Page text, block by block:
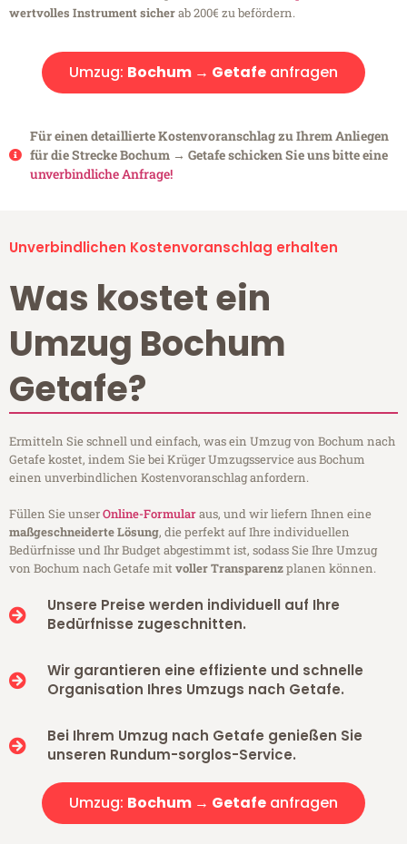
wertvolles Instrument sicherab 200€ zu befördern.
Umzug: Bochum → Getafe anfragen
Für einen detaillierte Kostenvoranschlag zu Ihrem Anliegen
für die Strecke Bochum → Getafe schicken Sie uns bitte eine
unverbindliche Anfrage!
Unverbindlichen Kostenvoranschlag erhalten
Was kostet ein
Umzug Bochum
Getafe?
Ermitteln Sie schnell und einfach, was ein Umzug von Bochum nach
Getafe kostet, indem Sie bei Krüger Umzugsservice aus Bochum
einen unverbindlichen Kostenvoranschlag anfordern.
Füllen Sie unserOnline-Formularaus, und wir liefern Ihnen eine
maßgeschneiderte Lösung, die perfekt auf Ihre individuellen
Bedürfnisse und Ihr Budget abgestimmt ist, sodass Sie Ihre Umzug
von Bochum nach Getafe mitvoller Transparenzplanen können.
Unsere Preise werden individuell auf Ihre
Bedürfnisse zugeschnitten.
Wir garantieren eine effiziente und schnelle
Organisation Ihres Umzugs nach Getafe.
Bei Ihrem Umzug nach Getafe genießen Sie
unseren Rundum-sorglos-Service.
Umzug: Bochum → Getafe anfragen